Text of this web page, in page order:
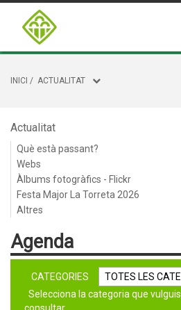
INICI / ACTUALITAT
Actualitat
Què està passant?
Webs
Àlbums fotogràfics - Flickr
Festa Major La Torreta 2026
Altres
Agenda
CATEGORIES
Selecciona la categoria que vulguis